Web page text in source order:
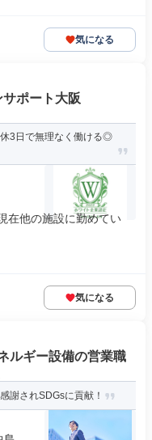
気になる
ポート大阪
3日で無理なく働ける◎
在他の施設に勤めてい
気になる
ルギー設備の営業職
謝されSDGsに貢献！